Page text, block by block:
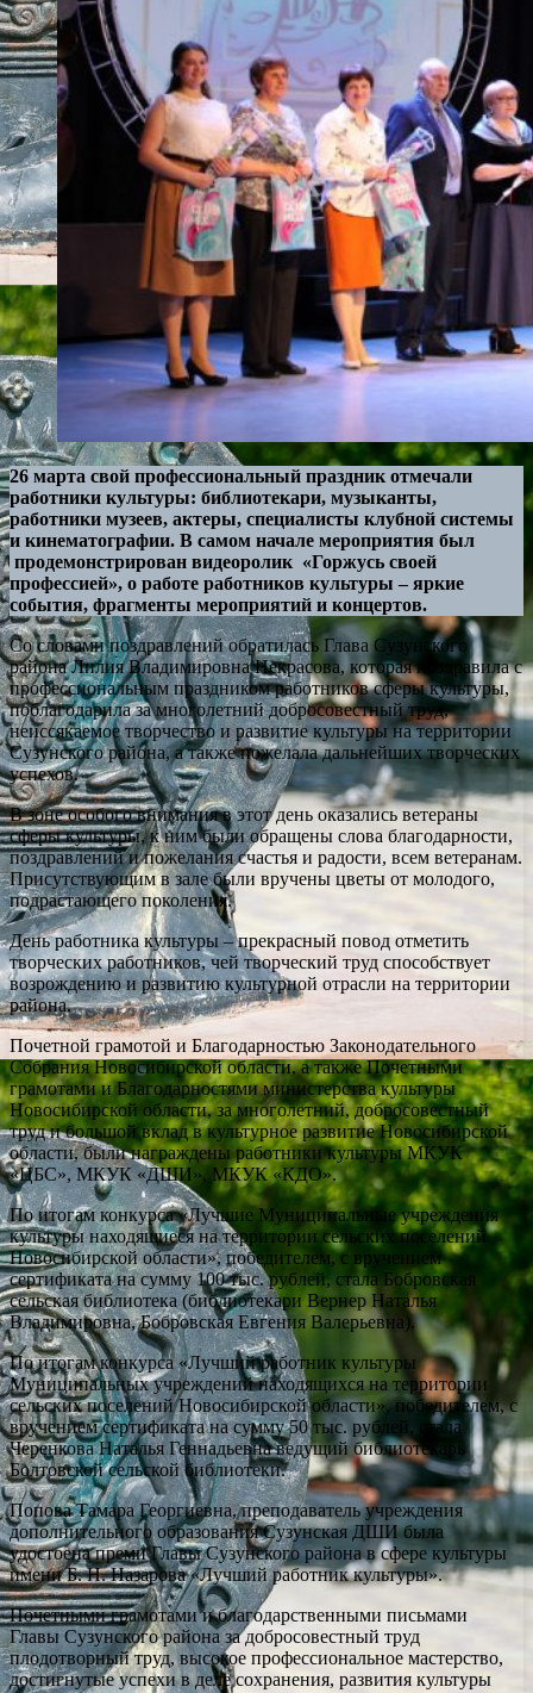
26 марта свой профессиональный праздник отмечали
работники культуры: библиотекари, музыканты,
работники музеев, актеры, специалисты клубной системы
и кинематографии. В самом начале мероприятия был
продемонстрирован видеоролик «Горжусь своей
профессией», о работе работников культуры – яркие
события, фрагменты мероприятий и концертов.
Со словами поздравлений обратилась Глава Сузунского
района Лилия Владимировна Некрасова, которая поздравила с
профессиональным праздником работников сферы культуры,
поблагодарила за многолетний добросовестный труд,
неиссякаемое творчество и развитие культуры на территории
Сузунского района, а также пожелала дальнейших творческих
успехов.
В зоне особого внимания в этот день оказались ветераны
сферы культуры, к ним были обращены слова благодарности,
поздравлений и пожелания счастья и радости, всем ветеранам.
Присутствующим в зале были вручены цветы от молодого,
подрастающего поколения.
День работника культуры – прекрасный повод отметить
творческих работников, чей творческий труд способствует
возрождению и развитию культурной отрасли на территории
района.
Почетной грамотой и Благодарностью Законодательного
Собрания Новосибирской области, а также Почетными
грамотами и Благодарностями министерства культуры
Новосибирской области, за многолетний, добросовестный
труд и большой вклад в культурное развитие Новосибирской
области, были награждены работники культуры МКУК
«ЦБС», МКУК «ДШИ», МКУК «КДО».
По итогам конкурса «Лучшие Муниципальные учреждения
культуры находящиеся на территории сельских поселений
Новосибирской области», победителем, с вручением
сертификата на сумму 100 тыс. рублей, стала Бобровская
сельская библиотека (библиотекари Вернер Наталья
Владимировна, Бобровская Евгения Валерьевна).
По итогам конкурса «Лучший работник культуры
Муниципальных учреждений находящихся на территории
сельских поселений Новосибирской области», победителем, с
вручением сертификата на сумму 50 тыс. рублей, стала
Черенкова Наталья Геннадьевна ведущий библиотекарь
Болтовской сельской библиотеки.
Попова Тамара Георгиевна, преподаватель учреждения
дополнительного образования Сузунская ДШИ была
удостоена преми Главы Сузунского района в сфере культуры
имени Б. Н. Назарова «Лучший работник культуры».
Почетными грамотами и благодарственными письмами
Главы Сузунского района за добросовестный труд
плодотворный труд, высокое профессиональное мастерство,
достигнутые успехи в деле сохранения, развития культуры